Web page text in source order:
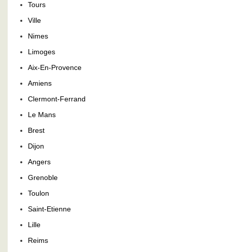
Tours
Ville
Nimes
Limoges
Aix-En-Provence
Amiens
Clermont-Ferrand
Le Mans
Brest
Dijon
Angers
Grenoble
Toulon
Saint-Etienne
Lille
Reims